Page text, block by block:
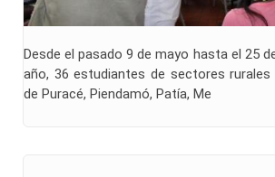
Desde el pasado 9 de mayo hasta el 25
año, 36 estudiantes de sectores
de Puracé, Piendamó, Patía, Me